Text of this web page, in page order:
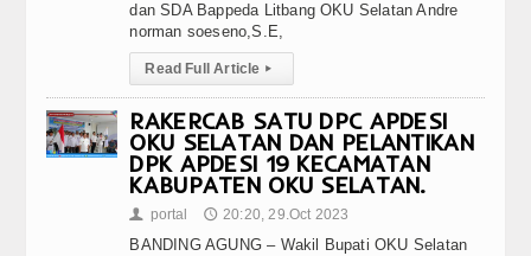
dan SDA Bappeda Litbang OKU Selatan Andre
norman soeseno,S.E,
Read Full Article ▸
RAKERCAB SATU DPC APDESI
OKU SELATAN DAN PELANTIKAN
DPK APDESI 19 KECAMATAN
KABUPATEN OKU SELATAN.
👤 portal 🕔 20:20, 29.Oct 2023
BANDING AGUNG – Wakil Bupati OKU Selatan